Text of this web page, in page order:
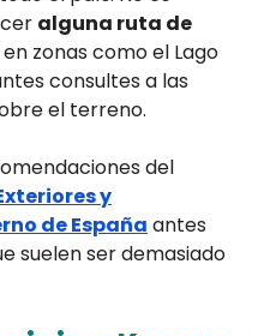
alguna ruta de
en zonas como el Lago
consultes a las
el terreno.
del
y
de España antes
suelen ser demasiado